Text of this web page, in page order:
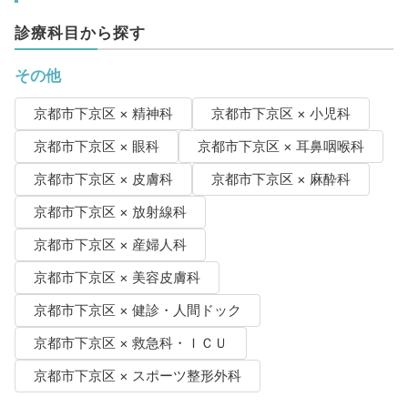
診療科目から探す
その他
京都市下京区 × 精神科
京都市下京区 × 小児科
京都市下京区 × 眼科
京都市下京区 × 耳鼻咽喉科
京都市下京区 × 皮膚科
京都市下京区 × 麻酔科
京都市下京区 × 放射線科
京都市下京区 × 産婦人科
京都市下京区 × 美容皮膚科
京都市下京区 × 健診・人間ドック
京都市下京区 × 救急科・ＩＣＵ
京都市下京区 × スポーツ整形外科